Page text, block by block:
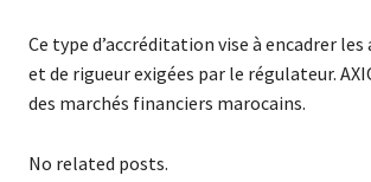
Ce type d’accréditation vise à encadrer
et de rigueur exigées par le régulateur.
des marchés financiers marocains.
No related posts.